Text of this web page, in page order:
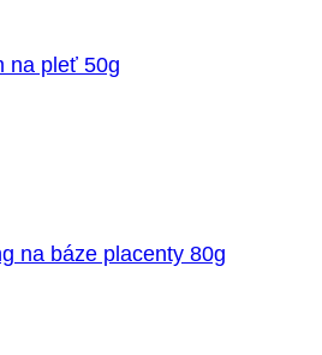
na pleť 50g
na báze placenty 80g